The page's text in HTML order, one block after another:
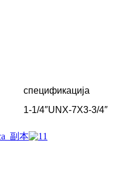
спецификација
1-1/4″UNX-7X3-3/4″